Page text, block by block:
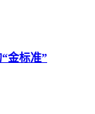
金标准”